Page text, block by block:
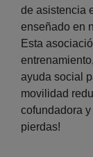
de asistencia
enseñado en
Esta
ayuda social
movilidad
cofundadora
pierdas!